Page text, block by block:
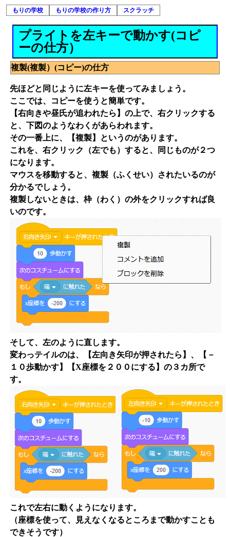
もりの学校 もりの学校の作り方 スクラッチ
プライトを左キーで動かす(コピ
ーの仕方）
複製(複製）(コピー)の仕方
先ほどと同じように左キーを使ってみましょう。
ここでは、コピーを使うと簡単です。
【右向きや昼氏が追われたら】の上で、右クリックする
と、下図のようなわくがあらわれます。
その一番上に、【複製】というのがあります。
これを、右クリック（左でも）すると、同じものが２つ
になります。
マウスを移動すると、複製（ふくせい）されたいるのが
分かるでしょう。
複製しないときは、枠（わく）の外をクリックすれば良
いのです。
そして、左のように直します。
変わっテイルのは、【左向き矢印が押されたら】、【－
１０歩動かす】【X座標を２００にする】の３カ所で
す。
これで左右に動くようになります。
（座標を使って、見えなくなるところまで動かすことも
できそうです）